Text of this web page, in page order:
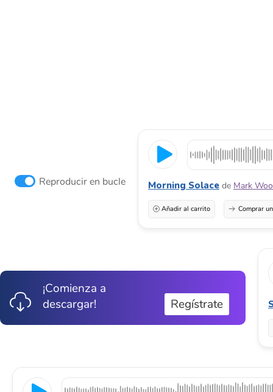
Reproducir en bucle Morning Solace de Mark
Añadir al carrito Comprar
¡Comienza a
descargar!
Regístrate